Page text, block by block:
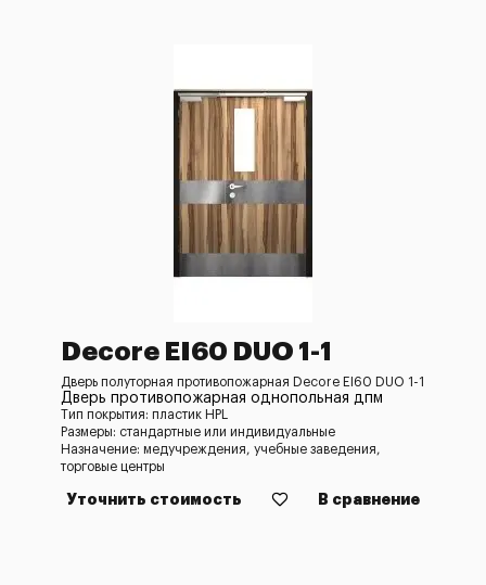
Decore EI60 DUO 1-1
Дверь полуторная противопожарная Decore EI60 DUO 1-1
Дверь противопожарная однопольная дпм
Тип покрытия: пластик HPL
Размеры: стандартные или индивидуальные
Назначение: медучреждения, учебные заведения,
торговые центры
Уточнить стоимость В сравнение